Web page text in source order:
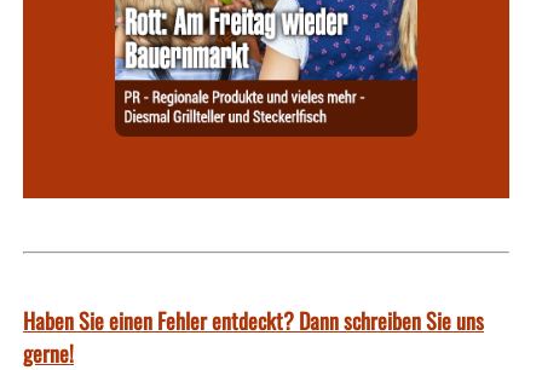
Haben Sie einen Fehler entdeckt? Dann schreiben Sie uns
gerne!